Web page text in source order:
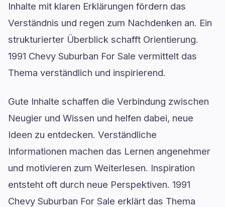
Inhalte mit klaren Erklärungen fördern das
Verständnis und regen zum Nachdenken an. Ein
strukturierter Überblick schafft Orientierung.
1991 Chevy Suburban For Sale vermittelt das
Thema verständlich und inspirierend.
Gute Inhalte schaffen die Verbindung zwischen
Neugier und Wissen und helfen dabei, neue
Ideen zu entdecken. Verständliche
Informationen machen das Lernen angenehmer
und motivieren zum Weiterlesen. Inspiration
entsteht oft durch neue Perspektiven. 1991
Chevy Suburban For Sale erklärt das Thema